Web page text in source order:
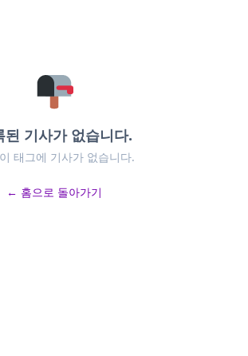
된 기사가 없습니다.
태그에 기사가 없습니다.
← 홈으로 돌아가기